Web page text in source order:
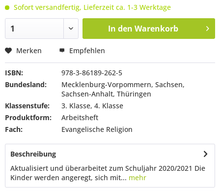
Sofort versandfertig, Lieferzeit ca. 1-3 Werktage
In den Warenkorb
Merken Empfehlen
ISBN:
978-3-86189-262-5
Bundesland:
Mecklenburg-Vorpommern, Sachsen,
Sachsen-Anhalt, Thüringen
Klassenstufe:
3. Klasse, 4. Klasse
Produktform:
Arbeitsheft
Fach:
Evangelische Religion
Beschreibung
Aktualisiert und überarbeitet zum Schuljahr 2020/2021 Die
Kinder werden angeregt, sich mit... mehr